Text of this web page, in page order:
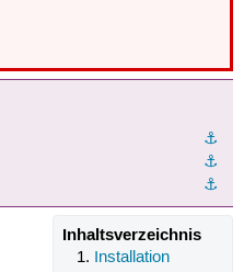
⚓︎
⚓︎
⚓︎
Inhaltsverzeichnis
Installation